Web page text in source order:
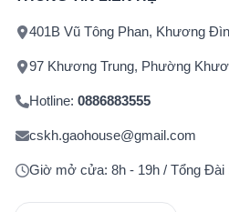
401B Vũ Tông Phan, Khương
97 Khương Trung, Phường
Hotline: 0886883555
cskh.gaohouse@gmail.com
Giờ mở cửa: 8h - 19h / Tổng Đài